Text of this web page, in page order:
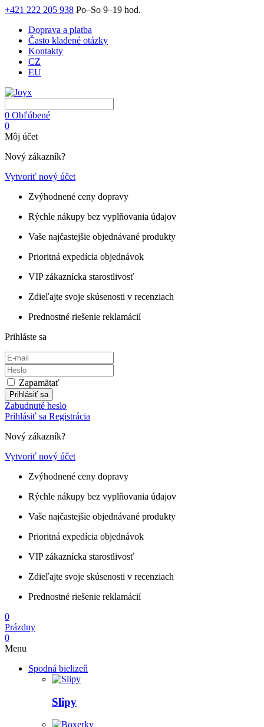
+421 222 205 938 Po–So 9–19 hod.
Doprava a platba
Často kladené otázky
Kontakty
CZ
EU
0 Obľúbené
0
Môj účet
Nový zákazník?
Vytvoriť nový účet
Zvýhodnené ceny dopravy
Rýchle nákupy bez vyplňovania údajov
Vaše najčastejšie objednávané produkty
Prioritná expedícia objednávok
VIP zákaznícka starostlivosť
Zdieľajte svoje skúsenosti v recenziach
Prednostné riešenie reklamácií
Prihláste sa
Zapamätať
Prihlásiť sa
Zabudnuté heslo
Prihlásiť sa Registrácia
Nový zákazník?
Vytvoriť nový účet
Zvýhodnené ceny dopravy
Rýchle nákupy bez vyplňovania údajov
Vaše najčastejšie objednávané produkty
Prioritná expedícia objednávok
VIP zákaznícka starostlivosť
Zdieľajte svoje skúsenosti v recenziach
Prednostné riešenie reklamácií
0
Prázdny
0
Menu
Spodná bielizeň
Slipy